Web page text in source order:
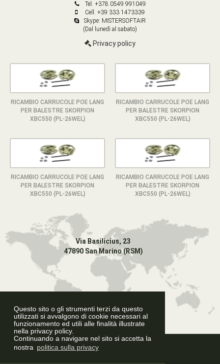
Questo sito o gli strumenti terzi da questo
utilizzati si avvalgono di cookie necessari al
funzionamento ed utili alle finalità illustrate
nella privacy policy.
Continuando a navigare nel sito si accetta la
nostra politica sulla privacy
Tel. +378 0549 991049
Cell. +39 333 1473339
Skype: MISTERSOFTAIR
(Dal lunedì al sabato)
Privacy policy
RICAMBIO CARRUCOLE POE LANG
PER BALESTRE SKORPION
XBC550 (PL-26WEL)
RICAMBIO CARRUCOLE POE LANG
PER BALESTRE SKORPION
XBC550 (PL-26WEL)
RICAMBIO CARRUCOLE POE LANG
PER BALESTRE SKORPION
XBC550 (PL-26WEL)
RICAMBIO CARRUCOLE POE LANG
PER BALESTRE SKORPION
XBC550 (PL-26WEL)
Via Basilicius, 23
47890 San Marino (RSM)
Graphic Design